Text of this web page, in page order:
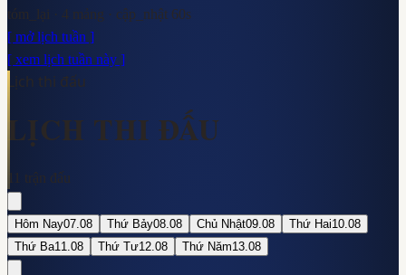
tóm_lại · 4 mảng · cập_nhật 60s
[ mở lịch tuần ]
[ xem lịch tuần này ]
Lịch thi đấu
LỊCH THI ĐẤU
trận đấu
Hôm Nay07.08 Thứ Bảy08.08 Chủ Nhật09.08 Thứ Hai10.08
Thứ Ba11.08 Thứ Tư12.08 Thứ Năm13.08